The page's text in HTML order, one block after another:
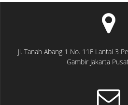
Jl. Tanah Abang 1 No. 11F Lantai 3
Gambir Jakarta